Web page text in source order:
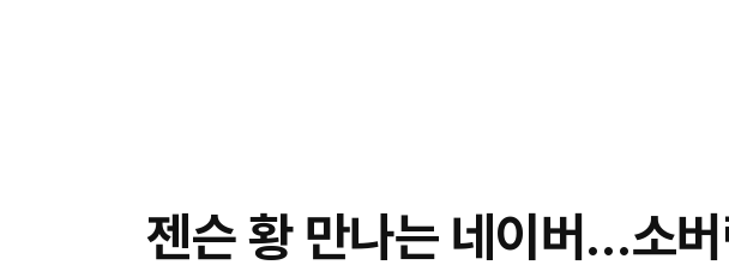
젠슨 황 만나는 네이버…소